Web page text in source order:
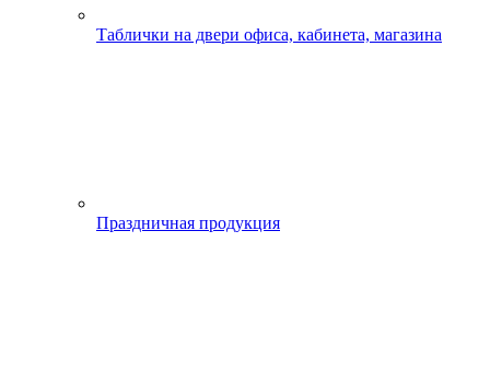
Таблички на двери офиса, кабинета, магазина
Праздничная продукция